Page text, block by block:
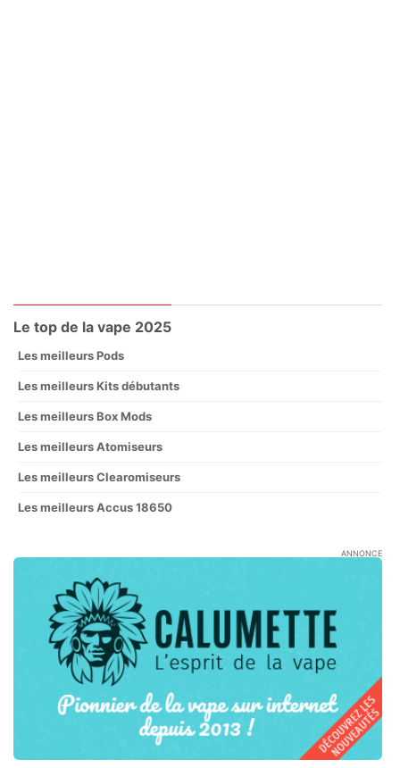
Le top de la vape 2025
Les meilleurs Pods
Les meilleurs Kits débutants
Les meilleurs Box Mods
Les meilleurs Atomiseurs
Les meilleurs Clearomiseurs
Les meilleurs Accus 18650
ANNONCE